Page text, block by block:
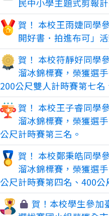
民中小學主題式剪報
賀！ 本校王雨婕同學
開好書．拍進布可」
賀！ 本校符靜好同學
溜冰錦標賽，榮獲選
200公尺雙人計時賽第七名
賀！ 本校王子睿同學
溜冰錦標賽，榮獲選
公尺計時賽第三名。
賀！ 本校鄭秉皓同學
溜冰錦標賽，榮獲選
公尺計時賽第四名、400公
賀！本校學生參加